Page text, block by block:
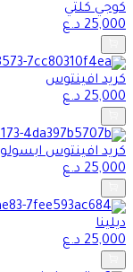
كوجي كلتي
25,000د.ع
كريد افينتوس
25,000د.ع
كريد افينتوس ابسولو
25,000د.ع
ديلينا
25,000د.ع